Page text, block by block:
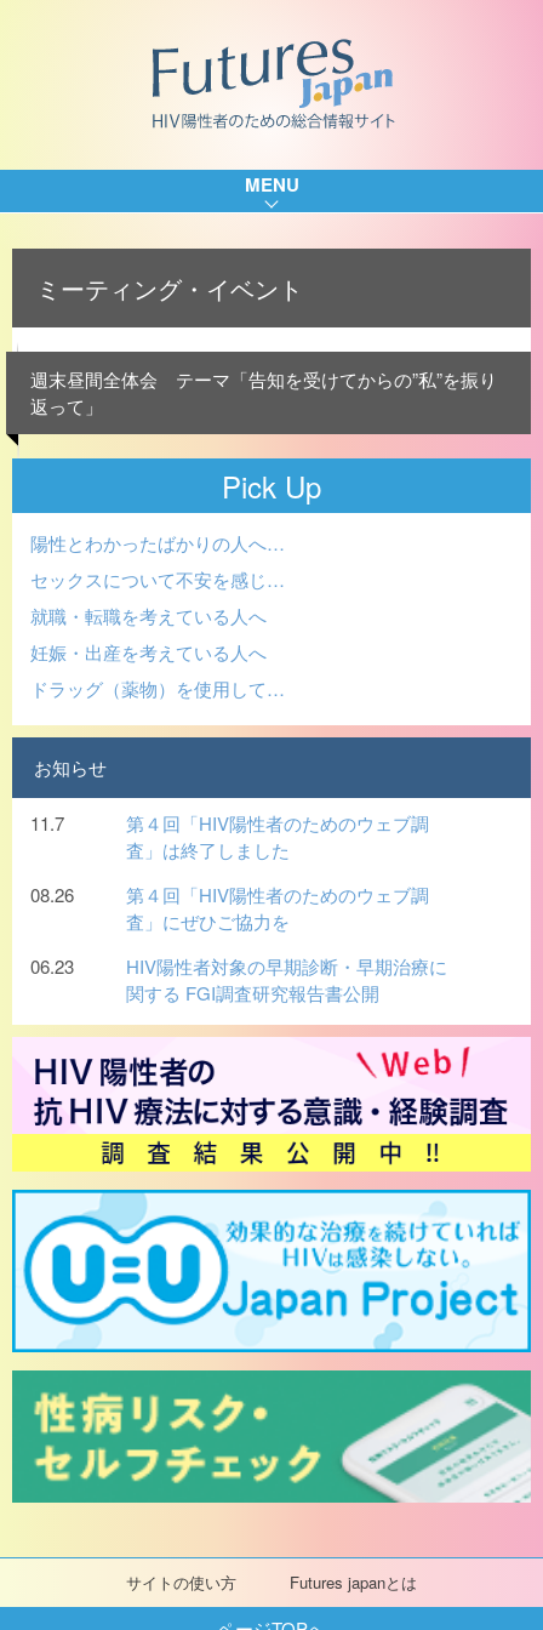
サイトの使い方 Futures japanとは
MENU
ミーティング・イベント
週末昼間全体会 テーマ「告知を受けてからの”私”を振り
返って」
Pick Up
陽性とわかったばかりの人へ…
セックスについて不安を感じ…
就職・転職を考えている人へ
妊娠・出産を考えている人へ
ドラッグ（薬物）を使用して…
お知らせ
11.7
第４回「HIV陽性者のためのウェブ調
査」は終了しました
08.26
第４回「HIV陽性者のためのウェブ調
査」にぜひご協力を
06.23
HIV陽性者対象の早期診断・早期治療に
関する FGI調査研究報告書公開